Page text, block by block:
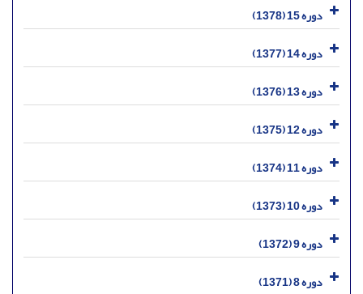
دوره 15 (1378)
دوره 14 (1377)
دوره 13 (1376)
دوره 12 (1375)
دوره 11 (1374)
دوره 10 (1373)
دوره 9 (1372)
دوره 8 (1371)